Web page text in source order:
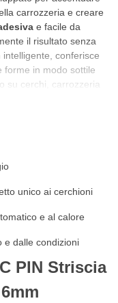
carrozzeria e creare
e facile da
il risultato senza
conferisce
forme in modo sottile
su cerchi, carrozzeria
e nella finitura.
con un aiuto per il
in modo preciso e
prolungato ed è
il mantenimento
senza lasciare
per lo styling
carrozzeria
e viene impiegata
unico ai cerchioni
e al calore
e dalle condizioni
PIN Striscia